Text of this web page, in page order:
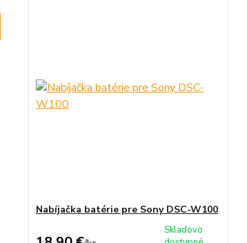
Nabíjačka batérie pre Sony DSC-W100
Skladovo